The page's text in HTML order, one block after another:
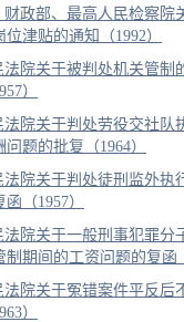
财政部、最高人民检察院
津贴的通知（1992）
法院关于被判处机关管制
）
法院关于判处劳役交社队
题的批复（1964）
法院关于判处徒刑监外执
（1957）
法院关于一般刑事犯罪分
制期间的工资问题的复函
法院关于冤错案件平反后
）